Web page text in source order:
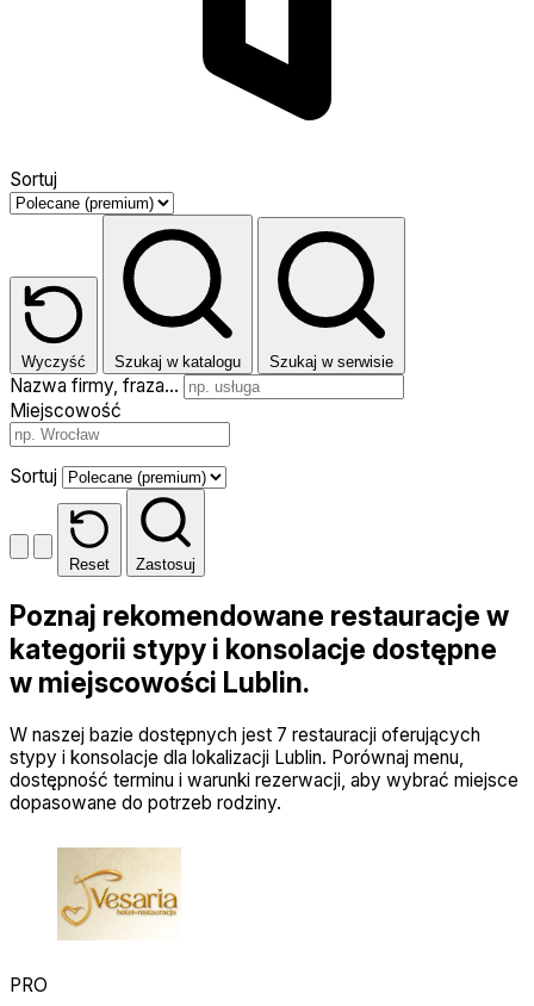
Sortuj
Wyczyść Szukaj w katalogu Szukaj w serwisie
Nazwa firmy, fraza…
Miejscowość
Sortuj
Reset Zastosuj
Poznaj rekomendowane restauracje w
kategorii stypy i konsolacje dostępne
w miejscowości Lublin.
W naszej bazie dostępnych jest 7 restauracji oferujących
stypy i konsolacje dla lokalizacji Lublin. Porównaj menu,
dostępność terminu i warunki rezerwacji, aby wybrać miejsce
dopasowane do potrzeb rodziny.
PRO